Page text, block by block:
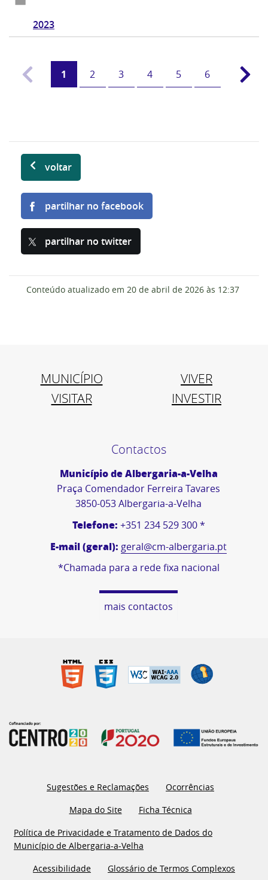
2023
1 2 3 4 5 6
voltar
partilhar no facebook
partilhar no twitter
Conteúdo atualizado em 20 de abril de 2026 às 12:37
MUNICÍPIO
VIVER
VISITAR
INVESTIR
Contactos
Município de Albergaria-a-Velha
Praça Comendador Ferreira Tavares
3850-053 Albergaria-a-Velha
Telefone: +351 234 529 300 *
E-mail (geral): geral@cm-albergaria.pt
*Chamada para a rede fixa nacional
mais contactos
Sugestões e Reclamações
Ocorrências
Mapa do Site
Ficha Técnica
Política de Privacidade e Tratamento de Dados do
Município de Albergaria-a-Velha
Acessibilidade
Glossário de Termos Complexos